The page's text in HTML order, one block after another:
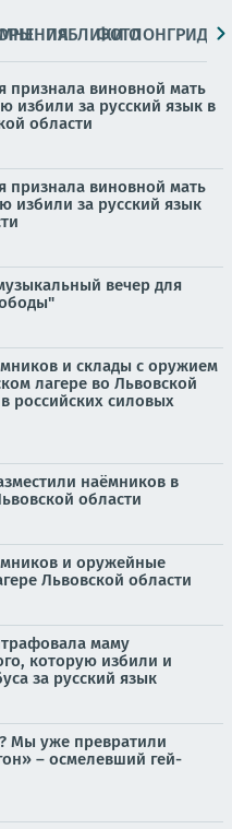
МНЕНИЯПАБЛИКИ
ФОТОЛОНГРИДЫ
признала виновной мать
избили за русский язык в
области
признала виновной мать
избили за русский язык
вечер для
и склады с оружием
лагере во Львовской
российских силовых
наёмников в
области
и оружейные
Львовской области
маму
которую избили и
за русский язык
Мы уже превратили
– осмелевший гей-